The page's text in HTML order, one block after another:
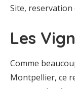
Site,
Les
Comme
Montpellier, ce